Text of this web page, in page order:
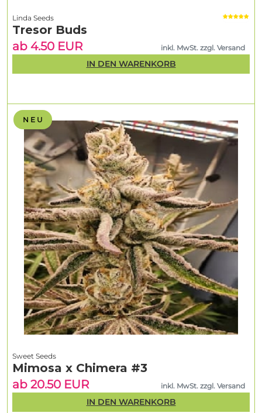
N E U
Sweet Seeds
Mimosa x Chimera #3
ab 20.50 EUR
inkl. MwSt. zzgl. Versand
IN DEN WARENKORB
Linda Seeds
Tresor Buds
ab 4.50 EUR
inkl. MwSt. zzgl. Versand
IN DEN WARENKORB